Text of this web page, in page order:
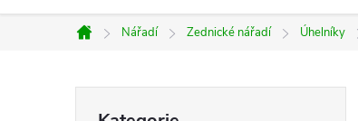
Domů
Nářadí Zednické nářadí Úhelníky